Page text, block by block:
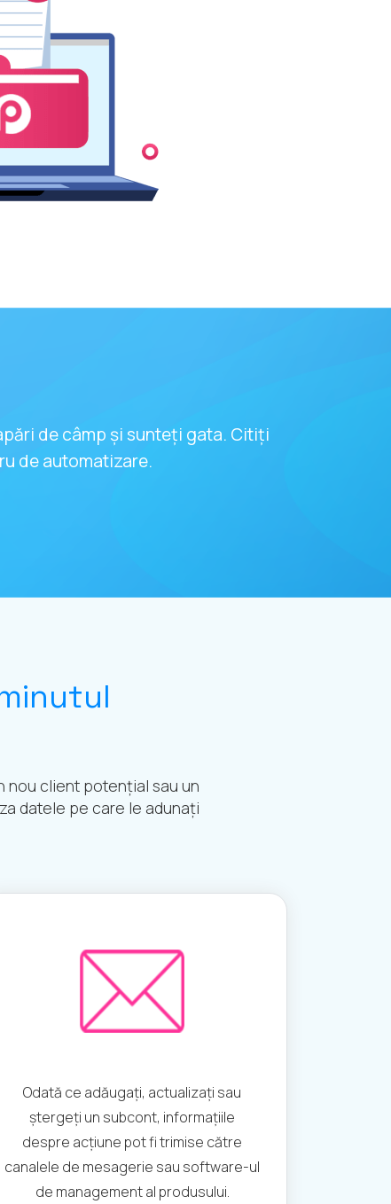
de câmp și sunteți gata. Citiți
de automatizare.
nou client potențial sau un
datele pe care le adunați
Odată ce adăugați, actualizați sau
ștergeți un subcont, informațiile
despre acțiune pot fi trimise către
canalele de mesagerie sau software-ul
de management al produsului.